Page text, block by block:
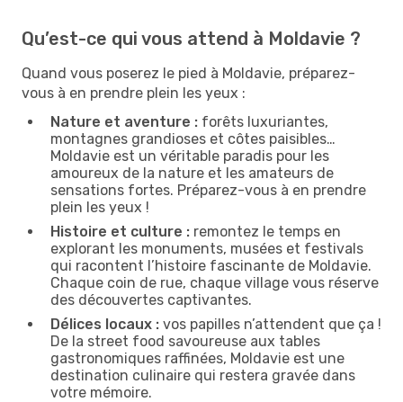
Qu’est-ce qui vous attend à Moldavie ?
Quand vous poserez le pied à Moldavie, préparez-
vous à en prendre plein les yeux :
Nature et aventure : forêts luxuriantes,
montagnes grandioses et côtes paisibles…
Moldavie est un véritable paradis pour les
amoureux de la nature et les amateurs de
sensations fortes. Préparez-vous à en prendre
plein les yeux !
Histoire et culture : remontez le temps en
explorant les monuments, musées et festivals
qui racontent l’histoire fascinante de Moldavie.
Chaque coin de rue, chaque village vous réserve
des découvertes captivantes.
Délices locaux : vos papilles n’attendent que ça !
De la street food savoureuse aux tables
gastronomiques raffinées, Moldavie est une
destination culinaire qui restera gravée dans
votre mémoire.